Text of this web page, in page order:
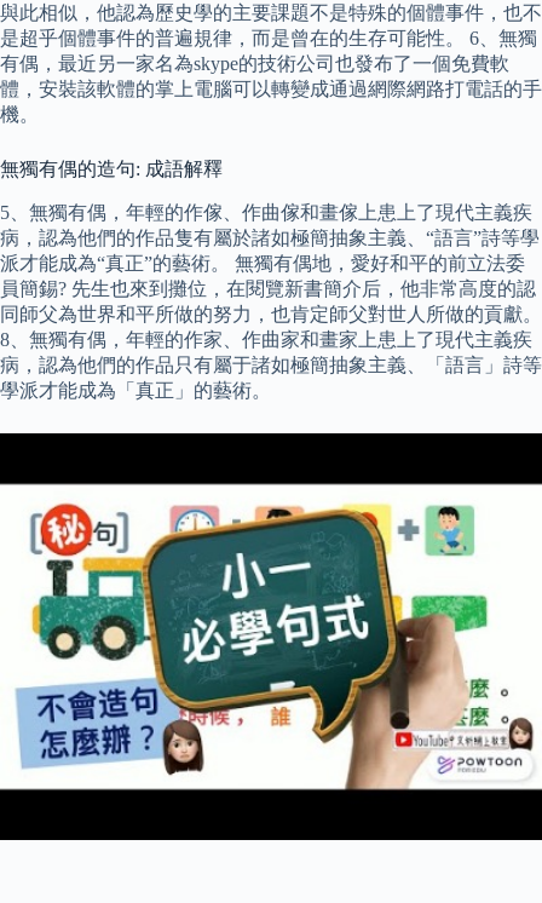
與此相似，他認為歷史學的主要課題不是特殊的個體事件，也不
是超乎個體事件的普遍規律，而是曾在的生存可能性。 6、無獨
有偶，最近另一家名為skype的技術公司也發布了一個免費軟
體，安裝該軟體的掌上電腦可以轉變成通過網際網路打電話的手
機。
無獨有偶的造句: 成語解釋
5、無獨有偶，年輕的作傢、作曲傢和畫傢上患上了現代主義疾
病，認為他們的作品隻有屬於諸如極簡抽象主義、“語言”詩等學
派才能成為“真正”的藝術。 無獨有偶地，愛好和平的前立法委
員簡錫? 先生也來到攤位，在閱覽新書簡介后，他非常高度的認
同師父為世界和平所做的努力，也肯定師父對世人所做的貢獻。
8、無獨有偶，年輕的作家、作曲家和畫家上患上了現代主義疾
病，認為他們的作品只有屬于諸如極簡抽象主義、「語言」詩等
學派才能成為「真正」的藝術。